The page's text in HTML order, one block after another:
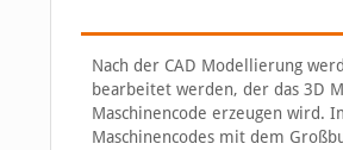
Nach der CAD Modellierung
bearbeitet werden, der das 3D
Maschinencode erzeugen wird.
Maschinencodes mit dem